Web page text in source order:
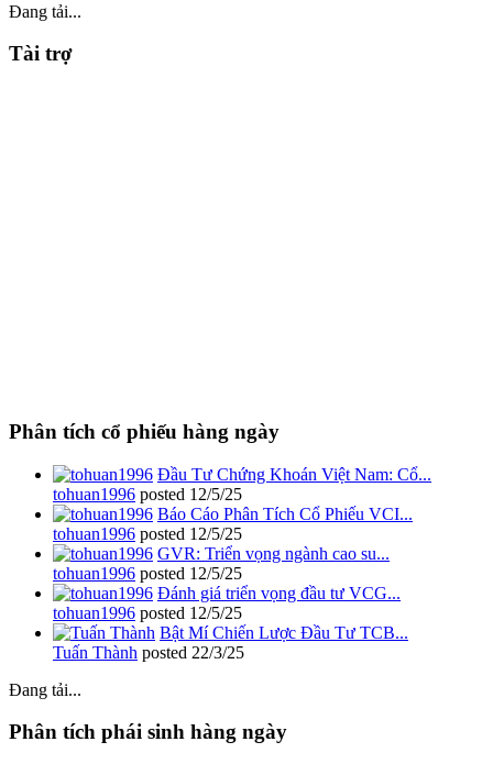
Đang tải...
Tài trợ
Phân tích cổ phiếu hàng ngày
Đầu Tư Chứng Khoán Việt Nam: Cổ...
tohuan1996 posted 12/5/25
Báo Cáo Phân Tích Cổ Phiếu VCI...
tohuan1996 posted 12/5/25
GVR: Triển vọng ngành cao su...
tohuan1996 posted 12/5/25
Đánh giá triển vọng đầu tư VCG...
tohuan1996 posted 12/5/25
Bật Mí Chiến Lược Đầu Tư TCB...
Tuấn Thành posted 22/3/25
Đang tải...
Phân tích phái sinh hàng ngày